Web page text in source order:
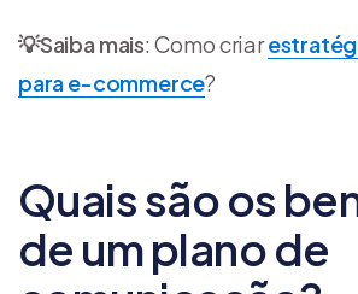
💡Saiba mais: Como criar
para e-commerce?
Quais são os
de um plano de